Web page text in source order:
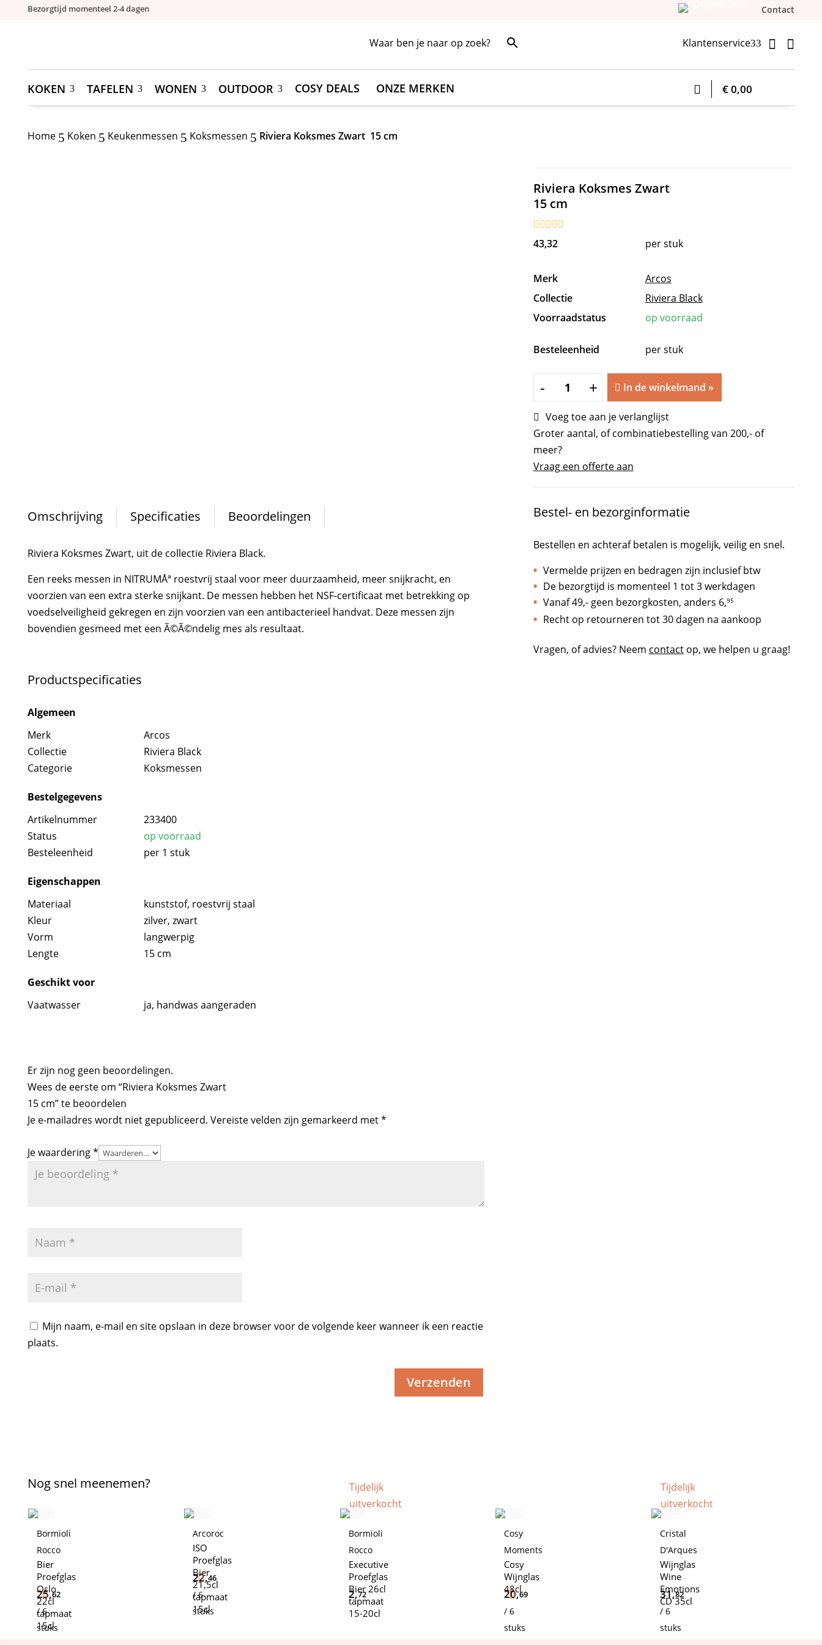
Bezorgtijd momenteel 2-4 dagen Contact


Klantenservice 3
KOKEN TAFELEN WONEN OUTDOOR COSY DEALS ONZE MERKEN € 0,00
Home 5 Koken 5 Keukenmessen 5 Koksmessen 5 Riviera Koksmes Zwart 15 cm
Riviera Koksmes Zwart
15 cm
43,32 per stuk
Merk
Arcos
Collectie
Riviera Black
Voorraadstatus
op voorraad
Besteleenheid per stuk
-
Riviera
Zwart
15
cm
aantal
+ In de winkelmand »
Voeg toe aan je verlanglijst
Groter aantal, of combinatiebestelling van 200,- of
meer?
Vraag een offerte aan
Omschrijving Specificaties Beoordelingen
Riviera Koksmes Zwart, uit de collectie Riviera Black.
Een reeks messen in NITRUMÅª roestvrij staal voor meer duurzaamheid, meer snijkracht, en
voorzien van een extra sterke snijkant. De messen hebben het NSF-certificaat met betrekking op
voedselveiligheid gekregen en zijn voorzien van een antibacterieel handvat. Deze messen zijn
bovendien gesmeed met een Ã©Ã©ndelig mes als resultaat.
Productspecificaties
Algemeen
Merk
Arcos
Collectie
Riviera Black
Categorie
Koksmessen
Bestelgegevens
Artikelnummer
233400
Status
op voorraad
Besteleenheid
per 1 stuk
Eigenschappen
Materiaal
kunststof, roestvrij staal
Kleur
zilver, zwart
Vorm
langwerpig
Lengte
15 cm
Geschikt voor
Vaatwasser
ja, handwas aangeraden
Er zijn nog geen beoordelingen.
Wees de eerste om “Riviera Koksmes Zwart
15 cm” te beoordelen
Je e-mailadres wordt niet gepubliceerd. Vereiste velden zijn gemarkeerd met*
Je waardering*
Mijn naam, e-mail en site opslaan in deze browser voor de volgende keer wanneer ik een reactie
plaats.
Bestel- en bezorginformatie
Bestellen en achteraf betalen is mogelijk, veilig en snel.
Vermelde prijzen en bedragen zijn inclusief btw
De bezorgtijd is momenteel 1 tot 3 werkdagen
Vanaf 49,- geen bezorgkosten, anders 6,95
Recht op retourneren tot 30 dagen na aankoop
Vragen, of advies? Neem contactop, we helpen u graag!
Nog snel meenemen?
Bormioli
Rocco
Bier
Proefglas
Oslo
22cl
tapmaat
15cl
25,62
/ 6
stuks
Arcoroc
ISO
Proefglas
Bier
21,5cl
tapmaat
15cl
22,46
/ 6
stuks
Tijdelijk
uitverkocht
Bormioli
Rocco
Executive
Proefglas
Bier 26cl
tapmaat
15-20cl
2,72
Cosy
Moments
Cosy
Wijnglas
48cl
20,69
/ 6
stuks
Tijdelijk
uitverkocht
Cristal
D'Arques
Wijnglas
Wine
Emotions
CD 35cl
31,82
/ 6
stuks